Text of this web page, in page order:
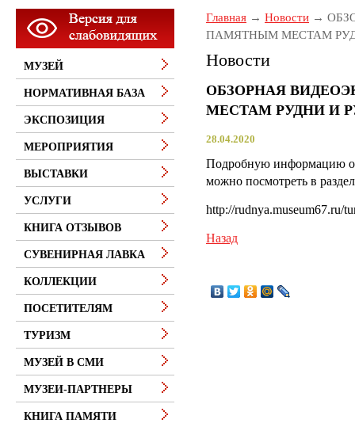
Главная Новости
ПАМЯТНЫМ МЕСТАМ
Новости
ОБЗОРНАЯ
МЕСТАМ РУДНИ И
28.04.2020
Подробную информацию
можно посмотреть в
http://rudnya.museum67.ru/
Назад
МУЗЕЙ
НОРМАТИВНАЯ БАЗА
ЭКСПОЗИЦИЯ
МЕРОПРИЯТИЯ
ВЫСТАВКИ
УСЛУГИ
КНИГА ОТЗЫВОВ
СУВЕНИРНАЯ ЛАВКА
КОЛЛЕКЦИИ
ПОСЕТИТЕЛЯМ
ТУРИЗМ
МУЗЕЙ В СМИ
МУЗЕИ-ПАРТНЕРЫ
КНИГА ПАМЯТИ